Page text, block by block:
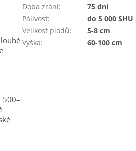
500–
Doba zrání:
75 dní
Pálivost:
do 5 000 SHU
Velikost plodů:
5-8 cm
Výška: 60-100 cm